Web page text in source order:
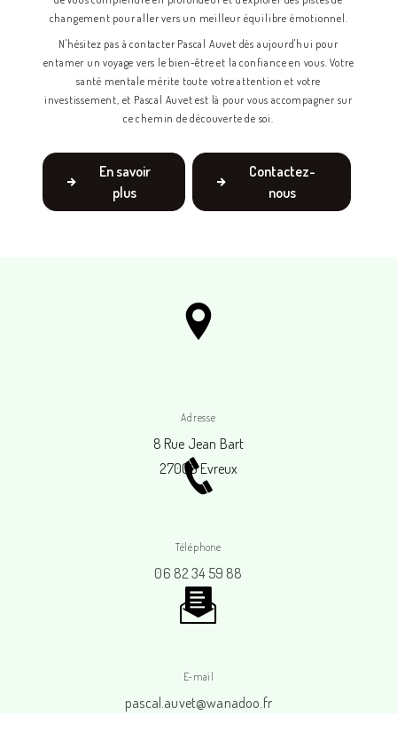
changement pour aller vers un meilleur équilibre émotionnel.
N'hésitez pas à contacter Pascal Auvet dès aujourd'hui pour
entamer un voyage vers le bien-être et la confiance en vous. Votre
santé mentale mérite toute votre attention et votre
investissement, et Pascal Auvet est là pour vous accompagner sur
ce chemin de découverte de soi.
En savoir
plus
Contactez-
nous
Adresse
8 Rue Jean Bart
27000 Evreux
Téléphone
06 82 34 59 88
E-mail
pascal.auvet@wanadoo.fr